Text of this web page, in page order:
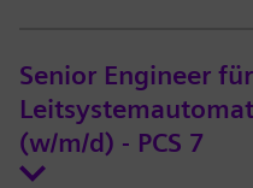
Senior Engineer für
(w/m/d) - PCS 7